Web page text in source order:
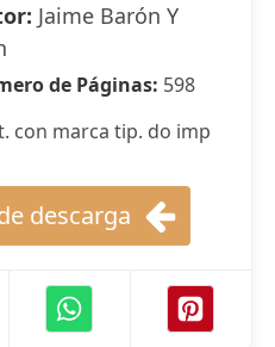
Jaime Barón Y
de Páginas: 598
con marca tip. do imp
descarga